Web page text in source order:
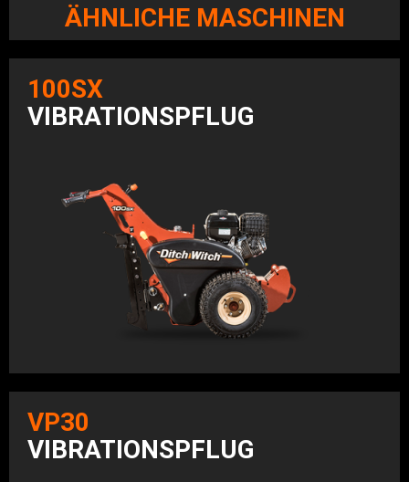
ÄHNLICHE MASCHINEN
100SX
VIBRATIONSPFLUG
VP30
VIBRATIONSPFLUG